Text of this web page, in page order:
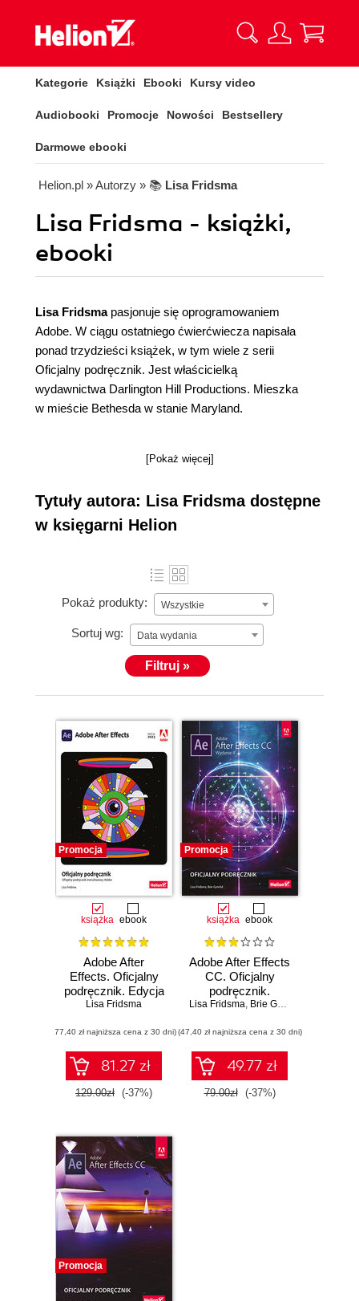
Kategorie Książki Ebooki Kursy video
Audiobooki Promocje Nowości Bestsellery
Darmowe ebooki
Helion.pl » Autorzy » 📚 Lisa Fridsma
Lisa Fridsma - książki,
ebooki
Lisa Fridsma pasjonuje się oprogramowaniem
Adobe. W ciągu ostatniego ćwierćwiecza napisała
ponad trzydzieści książek, w tym wiele z serii
Oficjalny podręcznik. Jest właścicielką
wydawnictwa Darlington Hill Productions. Mieszka
w mieście Bethesda w stanie Maryland.
[Pokaż więcej]
Tytuły autora: Lisa Fridsma dostępne
w księgarni Helion
Pokaż produkty: Wszystkie
Sortuj wg: Data wydania
Filtruj »
Promocja
książka ebook
Adobe After
Effects. Oficjalny
podręcznik. Edycja
2023
Lisa Fridsma
(77,40 zł najniższa cena z 30 dni)
81.27 zł
129.00zł (-37%)
Promocja
książka ebook
Adobe After Effects
CC. Oficjalny
podręcznik.
Wydanie II
Lisa Fridsma, Brie Gyncild
(47,40 zł najniższa cena z 30 dni)
49.77 zł
79.00zł (-37%)
Promocja